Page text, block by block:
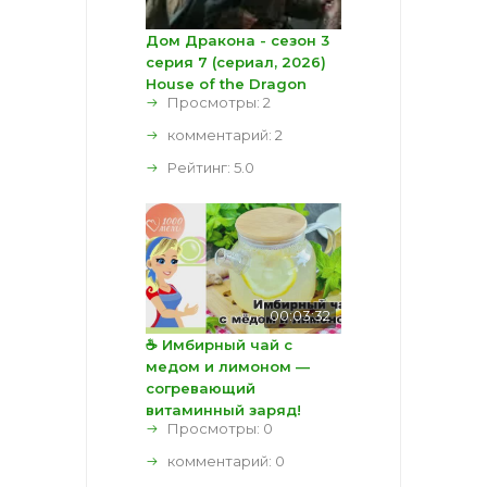
Дом Дракона - сезон 3
серия 7 (сериал, 2026)
House of the Dragon
Просмотры: 2
комментарий: 2
Рейтинг: 5.0
00:03:32
☕ Имбирный чай с
медом и лимоном —
согревающий
витаминный заряд!
Просмотры: 0
комментарий: 0